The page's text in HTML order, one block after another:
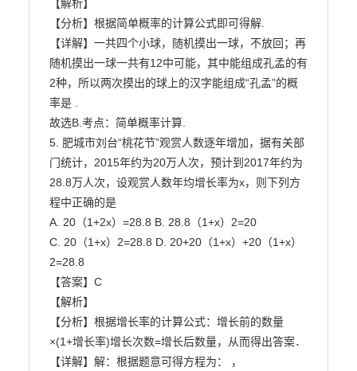
【解析】
【分析】根据简单概率的计算公式即可得解.
【详解】一共四个小球，随机摸出一球，不放回；再
随机摸出一球一共有12中可能，其中能组成孔孟的有
2种，所以两次摸出的球上的汉字能组成“孔孟”的概
率是 .
故选B.考点：简单概率计算.
5. 肥城市刘台“桃花节”观赏人数逐年增加，据有关部
门统计，2015年约为20万人次，预计到2017年约为
28.8万人次，设观赏人数年均增长率为x，则下列方
程中正确的是
A. 20（1+2x）=28.8 B. 28.8（1+x）2=20
C. 20（1+x）2=28.8 D. 20+20（1+x）+20（1+x）
2=28.8
【答案】C
【解析】
【分析】根据增长率的计算公式：增长前的数量
×(1+增长率)增长次数=增长后数量，从而得出答案．
【详解】解：根据题意可得方程为： ，